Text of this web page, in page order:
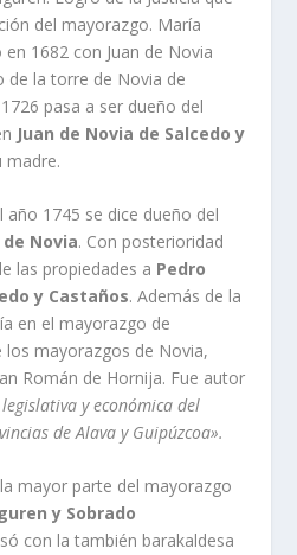
del mayorazgo. Marí­a
1682 con Juan de Novia
de la torre de Novia de
pasa a ser dueño del
Juan de Novia de Salcedo y
madre.
año 1745 se dice dueño del
Novia. Con posterioridad
las propiedades a Pedro
y Castaños. Además de la
en el mayorazgo de
los mayorazgos de Novia,
Román de Hornija. Fue autor
y económica del
de Alava y Guipúzcoa».
mayor parte del mayorazgo
y Sobrado
con la también barakaldesa